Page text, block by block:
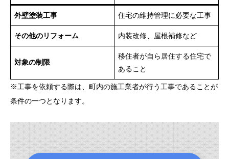
外壁塗装工事 住宅の維持管理に必要な工事
その他のリフォーム 内装改修、屋根補修など
対象の制限
移住者が自ら居住する住宅で
あること
※工事を依頼する際は、町内の施工業者が行う工事であることが
条件の一つとなります。